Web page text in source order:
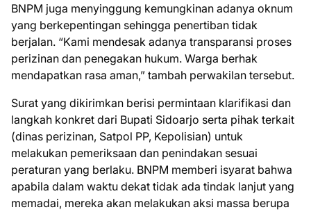
BNPM juga menyinggung kemungkinan adanya oknum
yang berkepentingan sehingga penertiban tidak
berjalan. “Kami mendesak adanya transparansi proses
perizinan dan penegakan hukum. Warga berhak
mendapatkan rasa aman,” tambah perwakilan tersebut.
Surat yang dikirimkan berisi permintaan klarifikasi dan
langkah konkret dari Bupati Sidoarjo serta pihak terkait
(dinas perizinan, Satpol PP, Kepolisian) untuk
melakukan pemeriksaan dan penindakan sesuai
peraturan yang berlaku. BNPM memberi isyarat bahwa
apabila dalam waktu dekat tidak ada tindak lanjut yang
memadai, mereka akan melakukan aksi massa berupa